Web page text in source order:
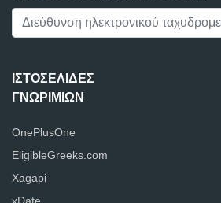
ΙΣΤΟΣΕΛΊΔΕΣ
ΓΝΩΡΙΜΙΏΝ
OnePlusOne
EligibleGreeks.com
Xagapi